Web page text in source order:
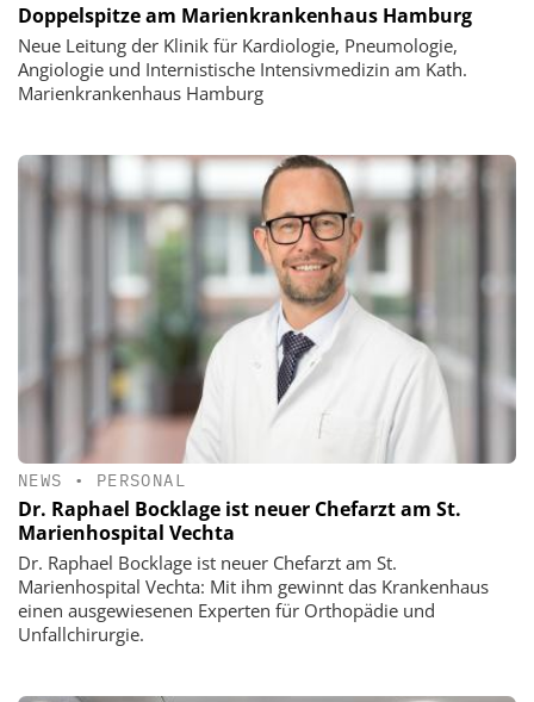
Doppelspitze am Marienkrankenhaus Hamburg
Neue Leitung der Klinik für Kardiologie, Pneumologie,
Angiologie und Internistische Intensivmedizin am Kath.
Marienkrankenhaus Hamburg
NEWS • PERSONAL
Dr. Raphael Bocklage ist neuer Chefarzt am St.
Marienhospital Vechta
Dr. Raphael Bocklage ist neuer Chefarzt am St.
Marienhospital Vechta: Mit ihm gewinnt das Krankenhaus
einen ausgewiesenen Experten für Orthopädie und
Unfallchirurgie.